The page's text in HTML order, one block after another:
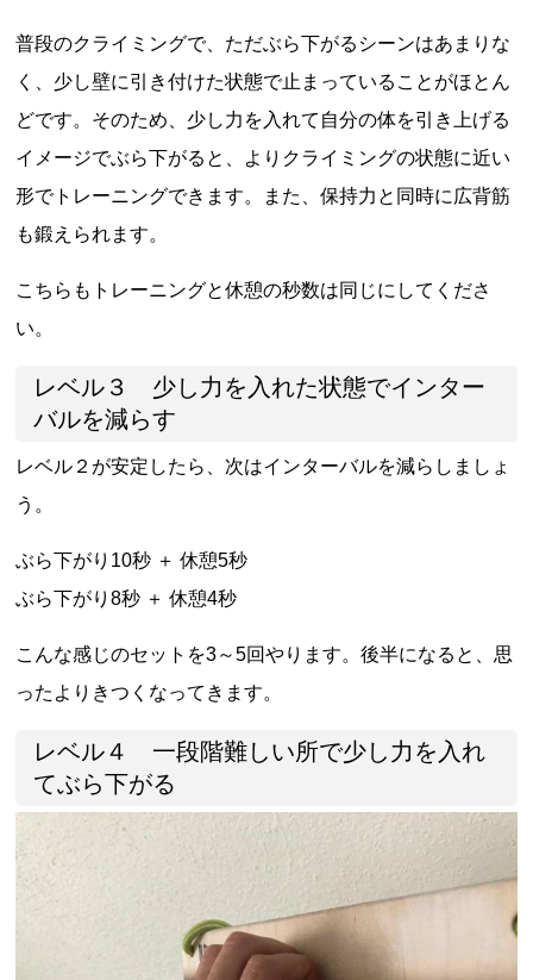
普段のクライミングで、ただぶら下がるシーンはあまりな
く、少し壁に引き付けた状態で止まっていることがほとん
どです。そのため、少し力を入れて自分の体を引き上げる
イメージでぶら下がると、よりクライミングの状態に近い
形でトレーニングできます。また、保持力と同時に広背筋
も鍛えられます。
こちらもトレーニングと休憩の秒数は同じにしてくださ
い。
レベル３ 少し力を入れた状態でインター
バルを減らす
レベル２が安定したら、次はインターバルを減らしましょ
う。
ぶら下がり10秒 ＋ 休憩5秒
ぶら下がり8秒 ＋ 休憩4秒
こんな感じのセットを3～5回やります。後半になると、思
ったよりきつくなってきます。
レベル４ 一段階難しい所で少し力を入れ
てぶら下がる